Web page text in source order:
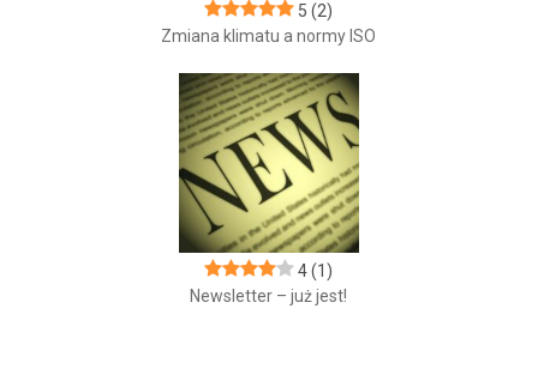
5 (2)
Zmiana klimatu a normy ISO
4 (1)
Newsletter – już jest!